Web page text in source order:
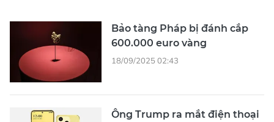
Bảo tàng Pháp bị đánh cắp
600.000 euro vàng
18/09/2025 02:43
Ông Trump ra mắt điện thoại